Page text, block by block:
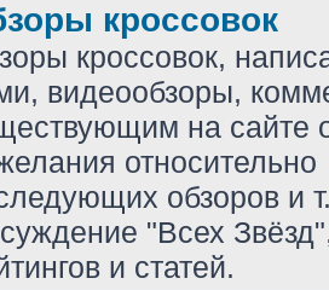
кроссовок
кроссовок,
видеообзоры,
на сайте
относительно
обзоров и
"Всех
и статей.